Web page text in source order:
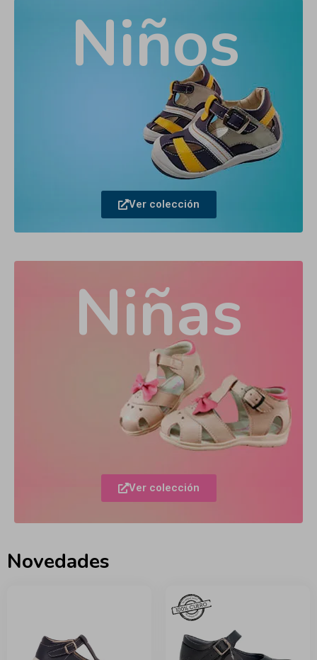
Niños
Ver colección
Niñas
Ver colección
Novedades